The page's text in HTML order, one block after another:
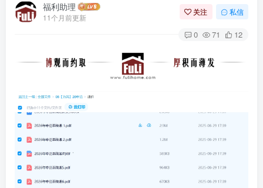
福利助理
11个月前更新
关注 私信
0 71 12